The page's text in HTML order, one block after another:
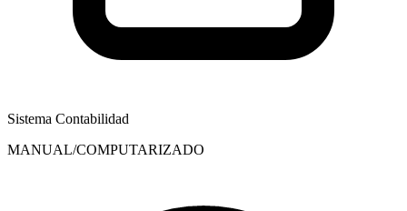
Sistema Contabilidad
MANUAL/COMPUTARIZADO